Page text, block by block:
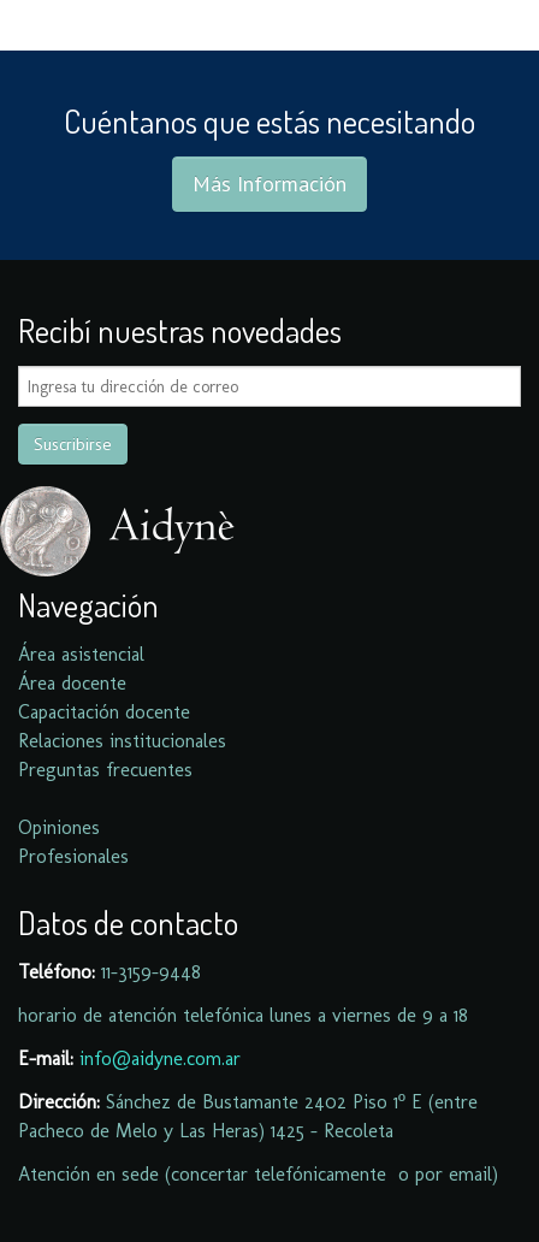
Cuéntanos que estás necesitando
Más Información
Recibí nuestras novedades
Navegación
Área asistencial
Área docente
Capacitación docente
Relaciones institucionales
Preguntas frecuentes
Opiniones
Profesionales
Datos de contacto
Teléfono: 11-3159-9448
horario de atención telefónica lunes a viernes de 9 a 18
E-mail: info@aidyne.com.ar
Dirección: Sánchez de Bustamante 2402 Piso 1º E (entre
Pacheco de Melo y Las Heras) 1425 - Recoleta
Atención en sede (concertar telefónicamente o por email)